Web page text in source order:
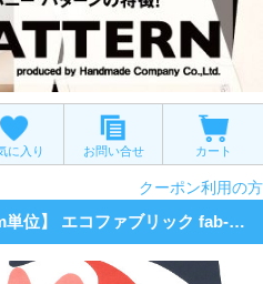
に入り お問い合せ カート
クーポン利用の方
【シーチングorオックス:50cm単位】 エコファブリック fab-cm00948